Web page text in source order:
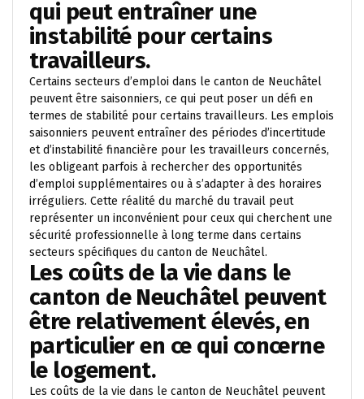
qui peut entraîner une
instabilité pour certains
travailleurs.
Certains secteurs d’emploi dans le canton de Neuchâtel
peuvent être saisonniers, ce qui peut poser un défi en
termes de stabilité pour certains travailleurs. Les emplois
saisonniers peuvent entraîner des périodes d’incertitude
et d’instabilité financière pour les travailleurs concernés,
les obligeant parfois à rechercher des opportunités
d’emploi supplémentaires ou à s’adapter à des horaires
irréguliers. Cette réalité du marché du travail peut
représenter un inconvénient pour ceux qui cherchent une
sécurité professionnelle à long terme dans certains
secteurs spécifiques du canton de Neuchâtel.
Les coûts de la vie dans le
canton de Neuchâtel peuvent
être relativement élevés, en
particulier en ce qui concerne
le logement.
Les coûts de la vie dans le canton de Neuchâtel peuvent